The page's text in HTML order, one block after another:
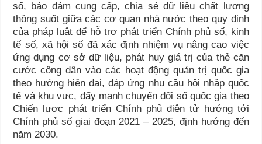
số, bảo đảm cung cấp, chia sẻ dữ liệu chất lượng
thông suốt giữa các cơ quan nhà nước theo quy định
của pháp luật để hỗ trợ phát triển Chính phủ số, kinh
tế số, xã hội số đã xác định nhiệm vụ nâng cao việc
ứng dụng cơ sở dữ liệu, phát huy giá trị của thẻ căn
cước công dân vào các hoạt động quản trị quốc gia
theo hướng hiện đại, đáp ứng nhu cầu hội nhập quốc
tế và khu vực, đẩy mạnh chuyển đổi số quốc gia theo
Chiến lược phát triển Chính phủ điện tử hướng tới
Chính phủ số giai đoạn 2021 – 2025, định hướng đến
năm 2030.